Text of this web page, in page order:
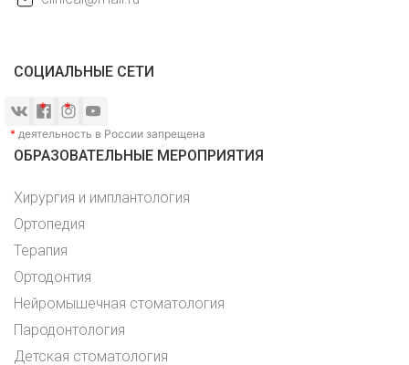
СОЦИАЛЬНЫЕ СЕТИ
* деятельность в России запрещена
ОБРАЗОВАТЕЛЬНЫЕ МЕРОПРИЯТИЯ
Хирургия и имплантология
Ортопедия
Терапия
Ортодонтия
Нейромышечная стоматология
Пародонтология
Детская стоматология